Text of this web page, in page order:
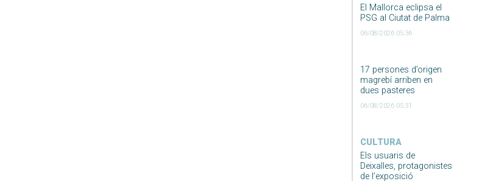
El Mallorca eclipsa el
PSG al Ciutat de Palma
06/08/2026 05:36
17 persones d’origen
magrebí arriben en
dues pasteres
06/08/2026 05:31
CULTURA
Els usuaris de
Deixalles, protagonistes
de l’exposició